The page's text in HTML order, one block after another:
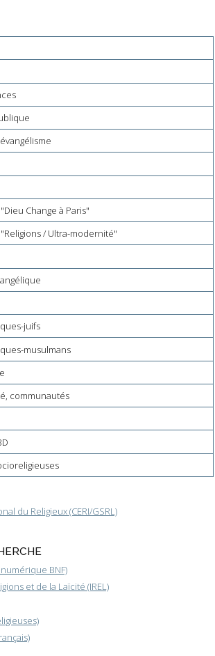
Change à Paris"
/ Ultra-modernité"
juifs
musulmans
communautés
du Religieux (CERI/GSRL)
BNF)
et de la Laïcité (IREL)